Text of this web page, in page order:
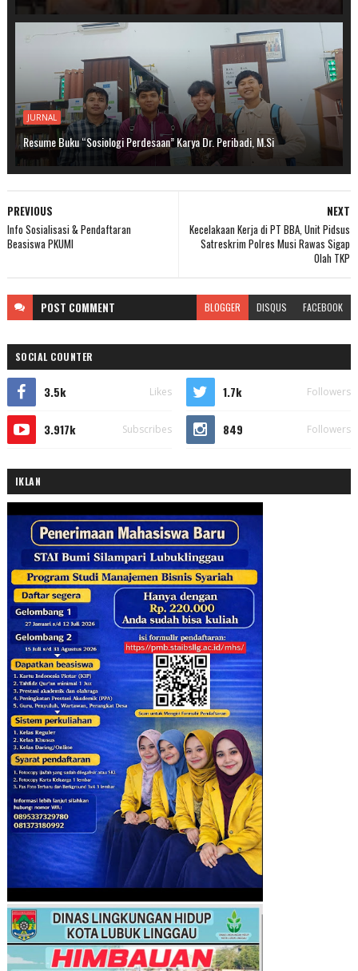
JURNAL
Resume Buku “Sosiologi Perdesaan” Karya Dr. Peribadi, M.Si
NEXT
Kecelakaan Kerja di PT BBA, Unit Pidsus
Satreskrim Polres Musi Rawas Sigap
Olah TKP
PREVIOUS
Info Sosialisasi & Pendaftaran
Beasiswa PKUMI
POST COMMENT BLOGGER DISQUS FACEBOOK
SOCIAL COUNTER
3.5k Likes 1.7k Followers
3.917k Subscribes 849 Followers
IKLAN